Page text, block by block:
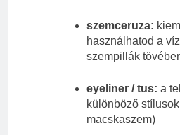
szemceruza:
használhatod a
szempillák
eyeliner / tus: a
különböző
macskaszem)